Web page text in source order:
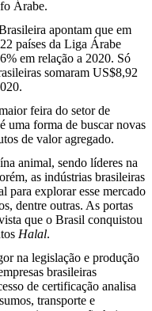
Árabe.
apontam que em
países da Liga Árabe
em relação a 2020. Só
somaram US$8,92
feira do setor de
uma forma de buscar novas
de valor agregado.
animal, sendo líderes na
as indústrias brasileiras
para explorar esse mercado
dentre outras. As portas
que o Brasil conquistou
Halal.
na legislação e produção
brasileiras
de certificação analisa
transporte e